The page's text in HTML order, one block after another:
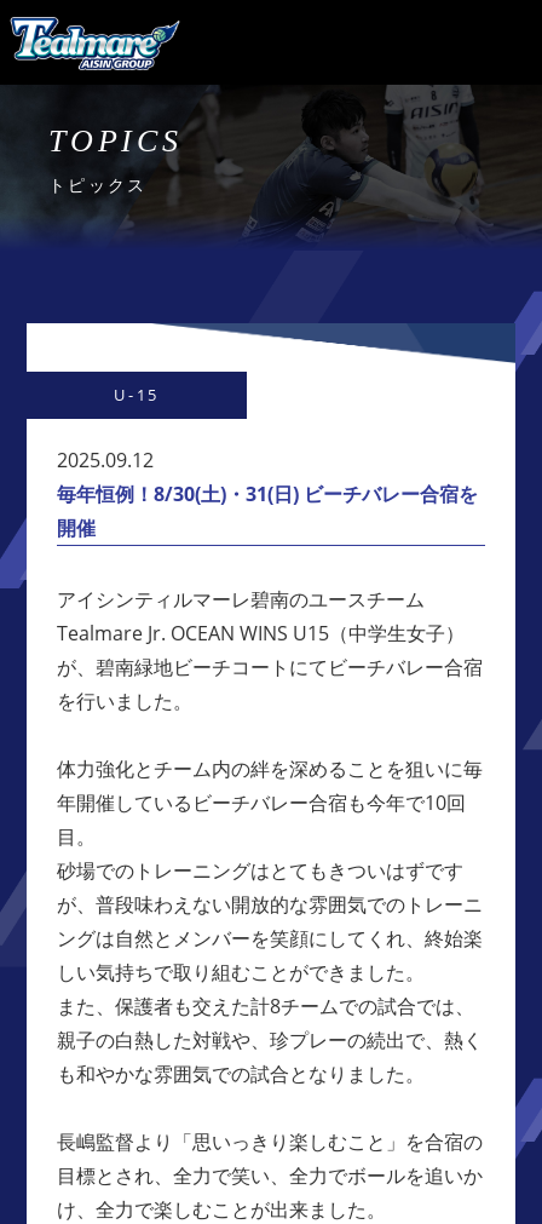
TOPICS
トピックス
U-15
2025.09.12
毎年恒例！8/30(土)・31(日) ビーチバレー合宿を
開催
アイシンティルマーレ碧南のユースチーム
Tealmare Jr. OCEAN WINS U15（中学生女子）
が、碧南緑地ビーチコートにてビーチバレー合宿
を行いました。
体力強化とチーム内の絆を深めることを狙いに毎
年開催しているビーチバレー合宿も今年で10回
目。
砂場でのトレーニングはとてもきついはずです
が、普段味わえない開放的な雰囲気でのトレーニ
ングは自然とメンバーを笑顔にしてくれ、終始楽
しい気持ちで取り組むことができました。
また、保護者も交えた計8チームでの試合では、
親子の白熱した対戦や、珍プレーの続出で、熱く
も和やかな雰囲気での試合となりました。
長嶋監督より「思いっきり楽しむこと」を合宿の
目標とされ、全力で笑い、全力でボールを追いか
け、全力で楽しむことが出来ました。